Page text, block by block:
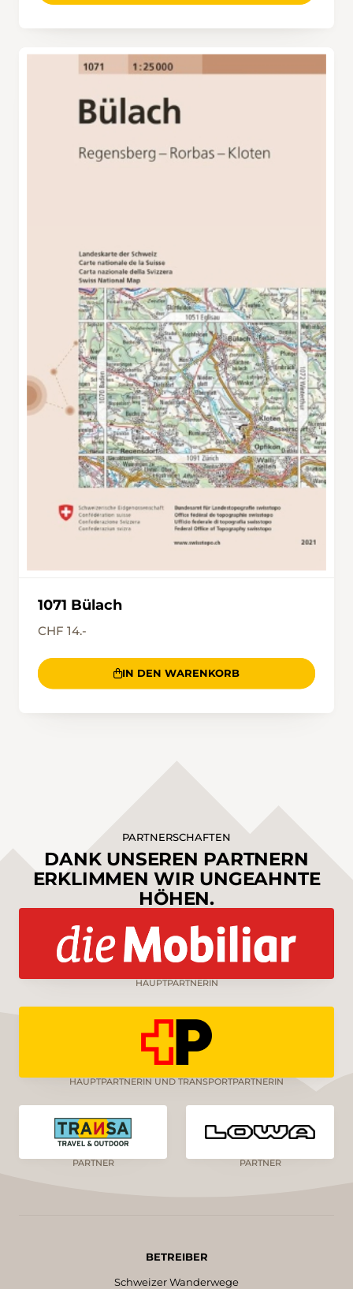
1071 Bülach
CHF 14.-
IN DEN WARENKORB
PARTNERSCHAFTEN
DANK UNSEREN PARTNERN
ERKLIMMEN WIR UNGEAHNTE
HÖHEN.
HAUPTPARTNERIN
HAUPTPARTNERIN UND TRANSPORTPARTNERIN
PARTNER PARTNER
BETREIBER
Schweizer Wanderwege